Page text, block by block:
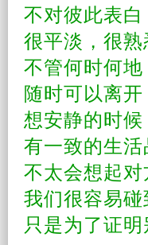
不对彼此表白
很平淡 ，很
不管何时何
随时可以离开
想安静的时
有一致的生活
不太会想起对
我们很容易
只是为了证明